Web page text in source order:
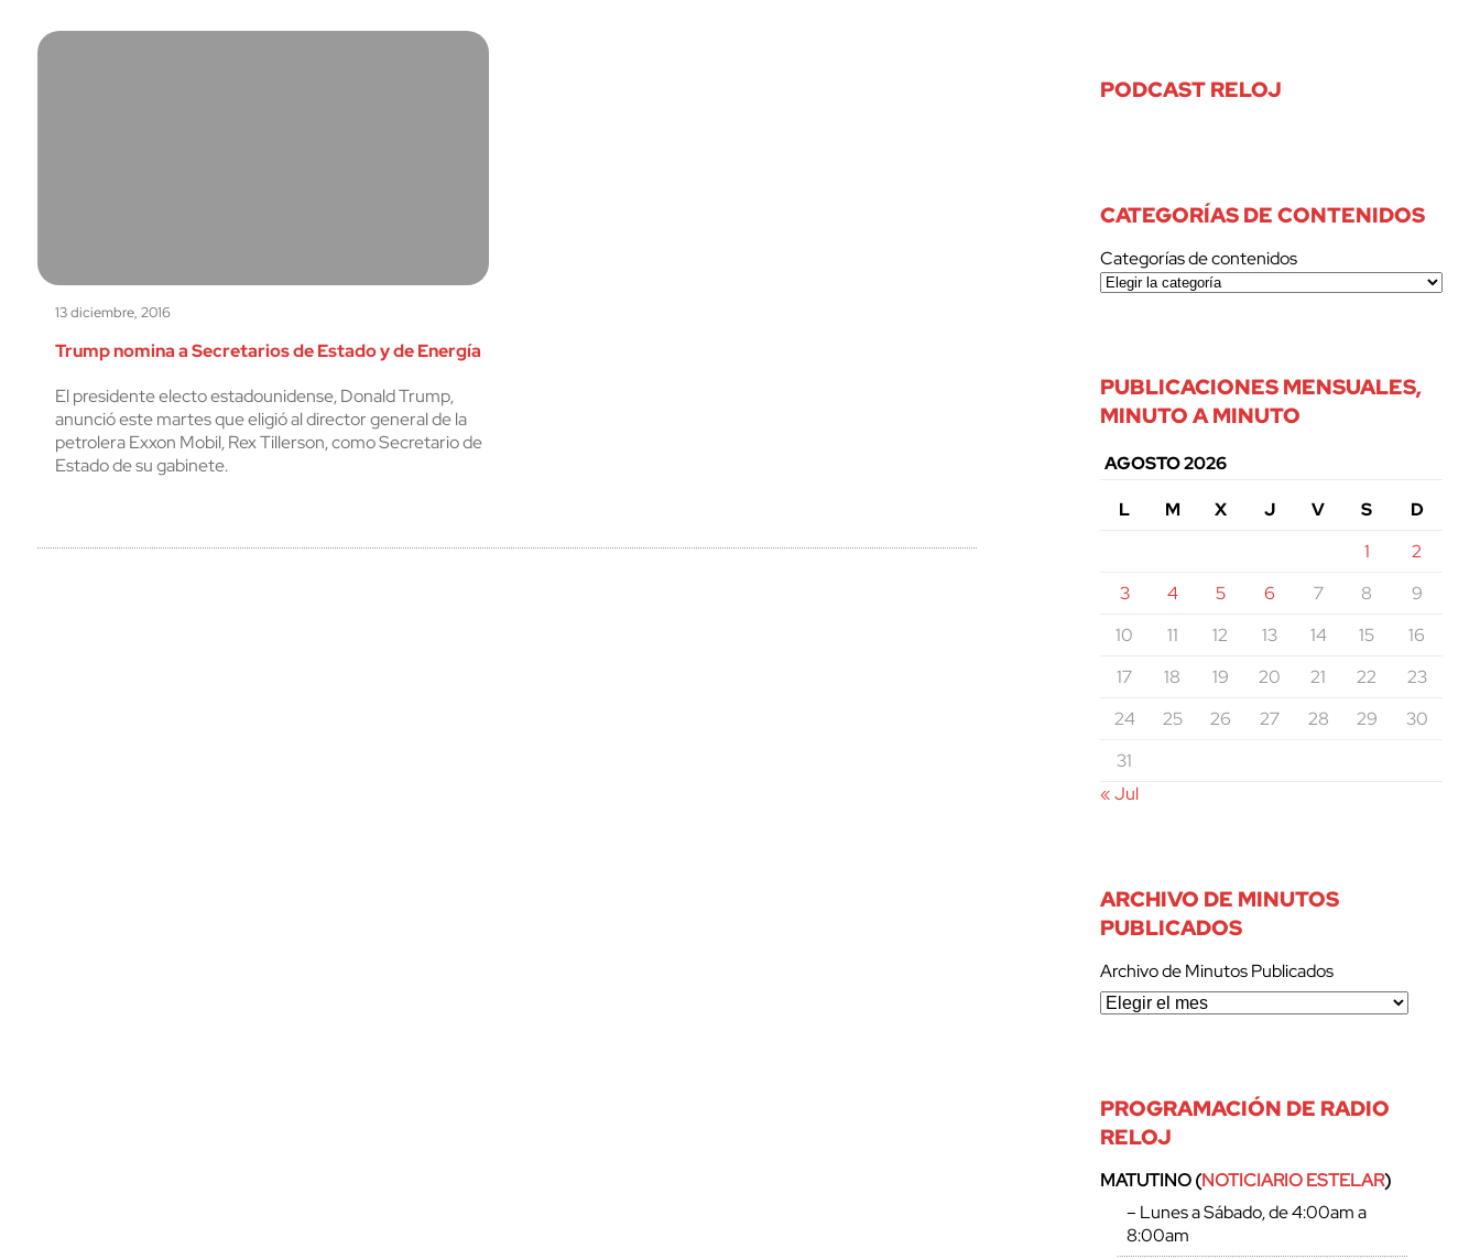
13 diciembre, 2016
Trump nomina a Secretarios de Estado y de Energía
El presidente electo estadounidense, Donald Trump,
anunció este martes que eligió al director general de la
petrolera Exxon Mobil, Rex Tillerson, como Secretario de
Estado de su gabinete.
PODCAST RELOJ
CATEGORÍAS DE CONTENIDOS
Categorías de contenidos
PUBLICACIONES MENSUALES,
MINUTO A MINUTO
AGOSTO 2026
L
M X J V S
D
1
2
3
4 5 6 7 8
9
10
11 12 13 14 15
16
17
18 19 20 21 22
23
24
25 26 27 28 29
30
31
« Jul
ARCHIVO DE MINUTOS
PUBLICADOS
Archivo de Minutos Publicados
PROGRAMACIÓN DE RADIO
RELOJ
MATUTINO (NOTICIARIO ESTELAR)
– Lunes a Sábado, de 4:00am a
8:00am